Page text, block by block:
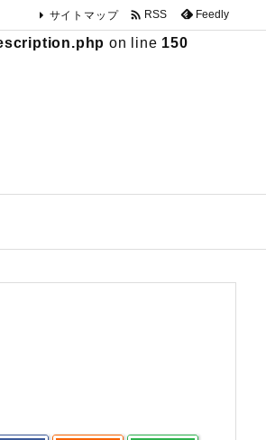
on line 150
サイトマップ  RSS Feedly